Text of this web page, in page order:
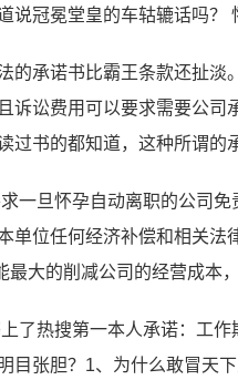
说冠冕堂皇的车轱辘话吗？
承诺书比霸王条款还扯淡
诉讼费用可以要求需要公
过书的都知道，这种所谓的
一旦怀孕自动离职的公司
单位任何经济补偿和相关法
最大的削减公司的经营成本
了热搜第一本人承诺：工
目张胆？1、为什么敢冒天